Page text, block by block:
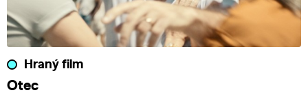
Hraný film
Otec